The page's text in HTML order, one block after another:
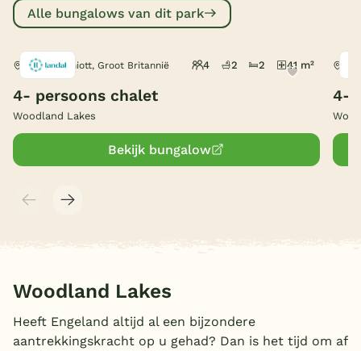
Duitsland
Blog
Onze e-boeken
Alle bungalows van dit park
Carlton Miniott, Groot Britannië 4 2 2 41 m²
4- persoons chalet
Woodland Lakes
Bekijk bungalow
4-
Woodland Lakes
Heeft Engeland altijd al een bijzondere
aantrekkingskracht op u gehad? Dan is het tijd om af